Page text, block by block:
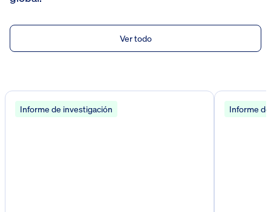
Ver todo
Informe de investigación Informe